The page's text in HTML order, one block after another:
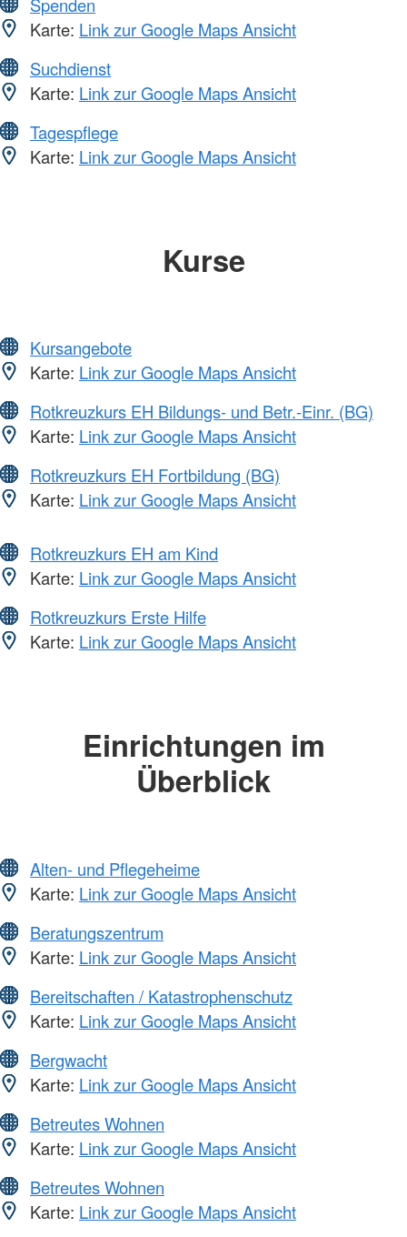
Karte: Link zur Google Maps Ansicht
Suchdienst
Karte: Link zur Google Maps Ansicht
Tagespflege
Karte: Link zur Google Maps Ansicht
Kurse
Kursangebote
Karte: Link zur Google Maps Ansicht
Rotkreuzkurs EH Bildungs- und Betr.-Einr. (BG)
Karte: Link zur Google Maps Ansicht
Rotkreuzkurs EH Fortbildung (BG)
Karte: Link zur Google Maps Ansicht
Rotkreuzkurs EH am Kind
Karte: Link zur Google Maps Ansicht
Rotkreuzkurs Erste Hilfe
Karte: Link zur Google Maps Ansicht
Einrichtungen im
Überblick
Alten- und Pflegeheime
Karte: Link zur Google Maps Ansicht
Beratungszentrum
Karte: Link zur Google Maps Ansicht
Bereitschaften / Katastrophenschutz
Karte: Link zur Google Maps Ansicht
Bergwacht
Karte: Link zur Google Maps Ansicht
Betreutes Wohnen
Karte: Link zur Google Maps Ansicht
Betreutes Wohnen
Karte: Link zur Google Maps Ansicht